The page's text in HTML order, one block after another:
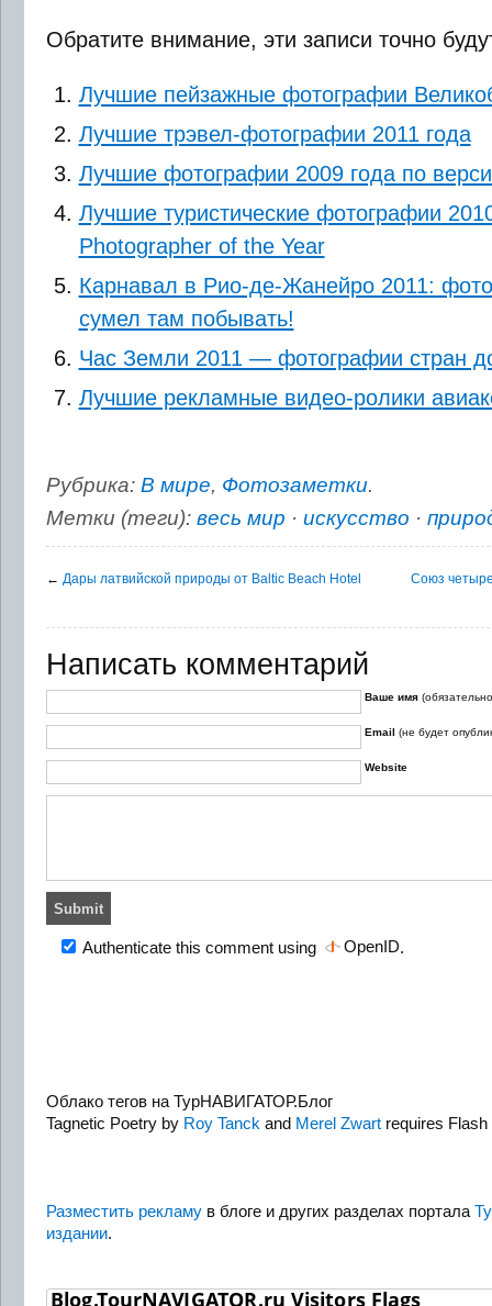
Обратите внимание, эти записи точно
Лучшие пейзажные фотографии
Лучшие трэвел-фотографии 2011 года
Лучшие фотографии 2009 года по
Лучшие туристические фотографии
Photographer of the Year
Карнавал в Рио-де-Жанейро 2011:
сумел там побывать!
Час Земли 2011 — фотографии стран
Лучшие рекламные видео-ролики
Рубрика: В мире, Фотозаметки.
Метки (теги): весь мир · искусство ·
← Дары латвийской природы от Baltic Beach Hotel Союз
Написать комментарий
Ваше имя
Email (не будет
Website
Authenticate this comment using OpenID.
Облако тегов на ТурНАВИГАТОР.Блог
Tagnetic Poetry by Roy Tanck and Merel Zwartrequires Flash
Разместить рекламув блоге и других разделах портала
издании.